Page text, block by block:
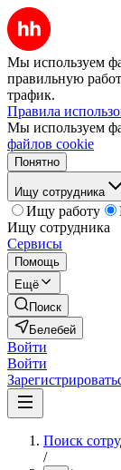
Мы используем
правильную
трафик.
Правила
Мы используем
файлов cookie
Понятно
Ищу сотрудника
Ищу работу
Ищу сотрудника
Сервисы
Помощь
Ещё
Поиск
Белебей
Войти
Войти
Поиск
/